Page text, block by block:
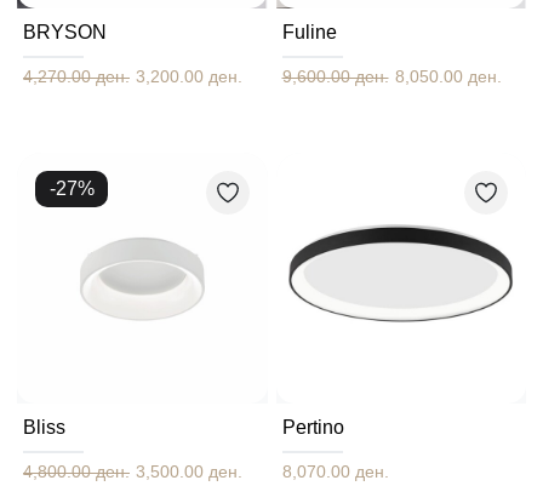
BRYSON
4,270.00 ден. 3,200.00 ден.
Fuline
9,600.00 ден. 8,050.00 ден.
-27%
Bliss
4,800.00 ден. 3,500.00 ден.
Pertino
8,070.00 ден.